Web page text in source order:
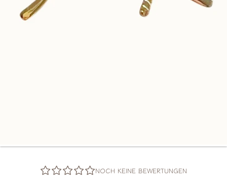
NOCH KEINE BEWERTUNGEN